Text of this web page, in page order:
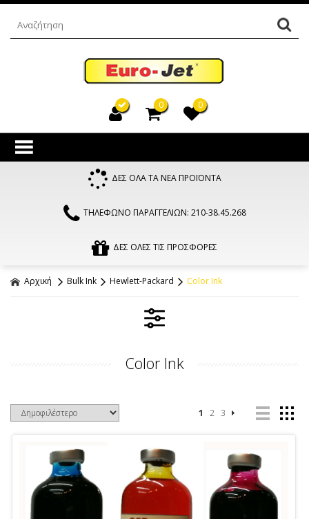
0 0
ΔΕΣ ΟΛΑ ΤΑ ΝΕΑ ΠΡΟΪΟΝΤΑ
ΤΗΛΕΦΩΝΟ ΠΑΡΑΓΓΕΛΙΩΝ: 210-38.45.268
ΔΕΣ ΟΛΕΣ ΤΙΣ ΠΡΟΣΦΟΡΕΣ
Αρχική Bulk Ink Hewlett-Packard Color Ink
Color Ink
1 2 3